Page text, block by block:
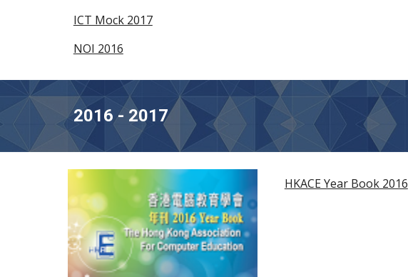
ICT Mock 2017
NOI 2016
2016 - 2017
HKACE Year Book 2016